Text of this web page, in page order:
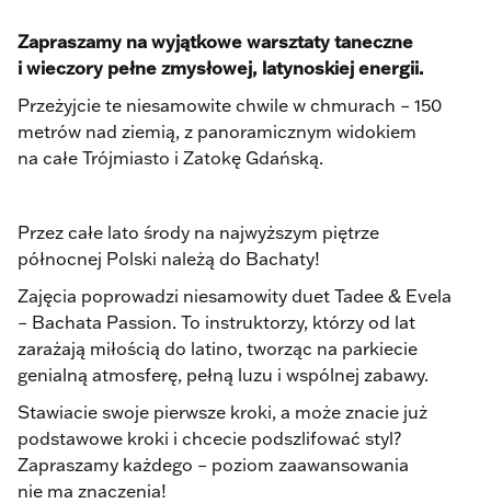
Zapraszamy na wyjątkowe warsztaty taneczne
i wieczory pełne zmysłowej, latynoskiej energii.
Przeżyjcie te niesamowite chwile w chmurach – 150
metrów nad ziemią, z panoramicznym widokiem
na całe Trójmiasto i Zatokę Gdańską.
Przez całe lato środy na najwyższym piętrze
północnej Polski należą do Bachaty!
Zajęcia poprowadzi niesamowity duet Tadee & Evela
– Bachata Passion. To instruktorzy, którzy od lat
zarażają miłością do latino, tworząc na parkiecie
genialną atmosferę, pełną luzu i wspólnej zabawy.
Stawiacie swoje pierwsze kroki, a może znacie już
podstawowe kroki i chcecie podszlifować styl?
Zapraszamy każdego – poziom zaawansowania
nie ma znaczenia!